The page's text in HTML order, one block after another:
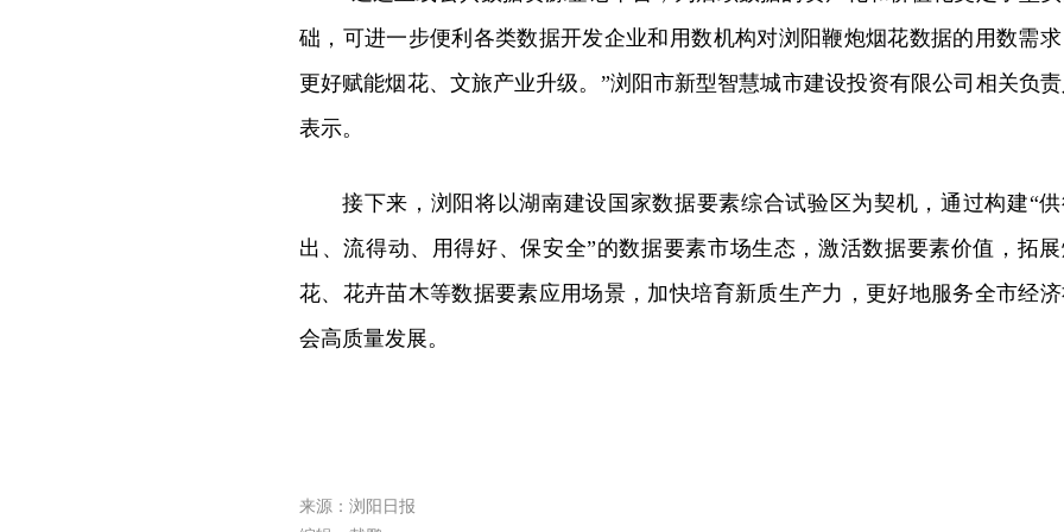
础，可进一步便利各类数据开发企业和用数机构对浏阳鞭炮烟花数据的用数需求
更好赋能烟花、文旅产业升级。”浏阳市新型智慧城市建设投资有限公司相关负责
表示。
接下来，浏阳将以湖南建设国家数据要素综合试验区为契机，通过构建“
出、流得动、用得好、保安全”的数据要素市场生态，激活数据要素价值，拓展
花、花卉苗木等数据要素应用场景，加快培育新质生产力，更好地服务全市经
会高质量发展。
来源：浏阳日报